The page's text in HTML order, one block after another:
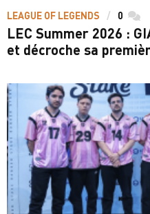
LEAGUE OF LEGENDS 0
LEC Summer 2026 :
et décroche sa